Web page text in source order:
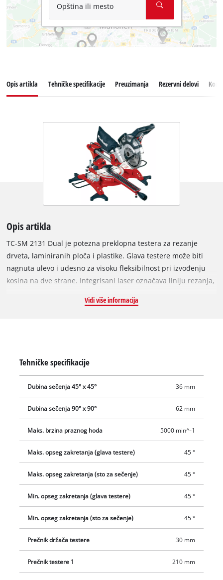
Opština ili mesto
Opis artikla Tehničke specifikacije Preuzimanja Rezervni delovi
Opis artikla
TC-SM 2131 Dual je potezna preklopna testera za rezanje
drveta, laminiranih ploča i plastike. Glava testere može biti
nagnuta ulevo i udesno za visoku fleksibilnost pri izvođenju
kosina na dve strane. Integrisani laser označava liniju rezanja,
TC-SM 2131 Dual dolazi sa preciznim mehanizmom za
pričvršćivanje obratka i zaustavljanje radnog komada sa
siguran i precizan rad. Umetak za sto je opremljen praktičnom
skalom za očitavanje širine obratka. Visokokvalitetan precizan
list testere sa karbidnom ivicom garantuje čiste i snažne
rezultate sečenja. Džak za piljevinu održava radno mesto
čistim. Za lakše i bezbednije kretanje obezbeđen je
transportni nosač.
Vidi više informacija
Tehničke specifikacije
Dubina sečenja 45° x 45° 36 mm
Dubina sečenja 90° x 90° 62 mm
Maks. brzina praznog hoda 5000 min^-1
Maks. opseg zakretanja (glava testere) 45 °
Maks. opseg zakretanja (sto za sečenje) 45 °
Min. opseg zakretanja (glava testere) 45 °
Min. opseg zakretanja (sto za sečenje) 45 °
Prečnik držača testere 30 mm
Prečnik testere 1 210 mm